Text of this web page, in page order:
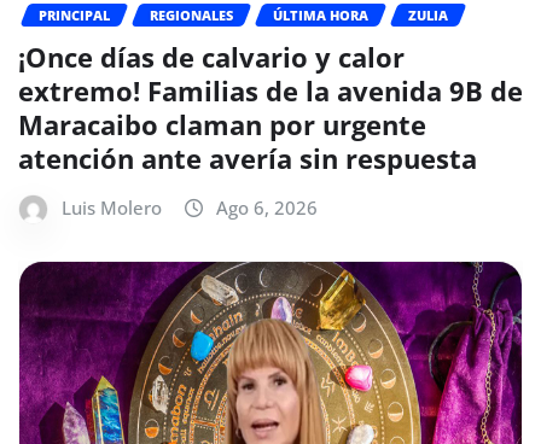
PRINCIPAL REGIONALES ÚLTIMA HORA ZULIA
¡Once días de calvario y calor
extremo! Familias de la avenida 9B de
Maracaibo claman por urgente
atención ante avería sin respuesta
Luis Molero Ago 6, 2026